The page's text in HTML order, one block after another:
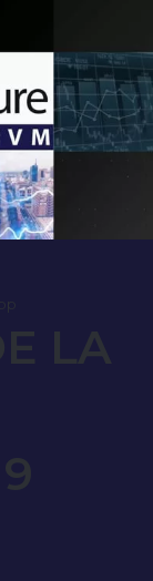
LA